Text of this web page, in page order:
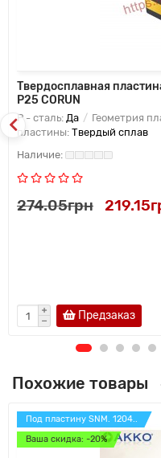
Твердосплавная
P25 CORUN
P - сталь: Да Геометрия
пластины: Твердый сплав
274.05грн
Предзаказ
Похожие товары
Под пластину SNM. 1204..
Ваша скидка: -20%